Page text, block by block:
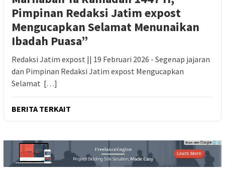
Pimpinan Redaksi Jatim expost
Mengucapkan Selamat Menunaikan
Ibadah Puasa”
Redaksi Jatim expost || 19 Februari 2026 - Segenap jajaran
dan Pimpinan Redaksi Jatim expost Mengucapkan
Selamat […]
BERITA TERKAIT